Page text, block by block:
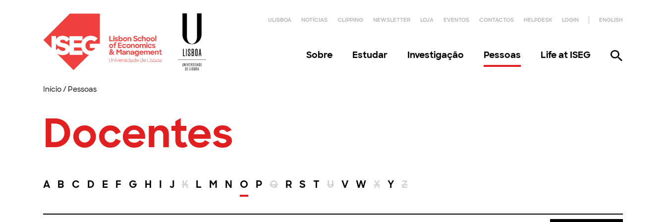
ULISBOA NOTÍCIAS CLIPPING NEWSLETTER LOJA EVENTOS CONTACTOS HELPDESK LOGIN ENGLISH
Sobre Estudar Investigação Pessoas Life at ISEG
Início/ Pessoas
Docentes
A B C D E F G H I J K L M N O P Q R S T U V W X Y Z